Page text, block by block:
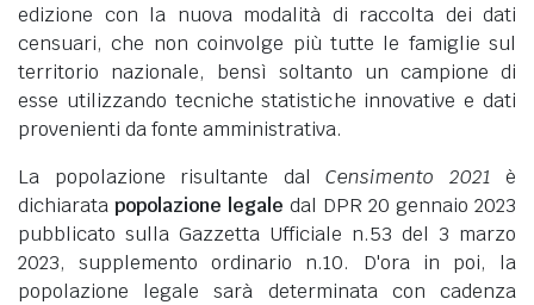
edizione con la nuova modalità di raccolta dei dati
censuari, che non coinvolge più tutte le famiglie sul
territorio nazionale, bensì soltanto un campione di
esse utilizzando tecniche statistiche innovative e dati
provenienti da fonte amministrativa.
La popolazione risultante dal Censimento 2021 è
dichiarata popolazione legale dal DPR 20 gennaio 2023
pubblicato sulla Gazzetta Ufficiale n.53 del 3 marzo
2023, supplemento ordinario n.10. D'ora in poi, la
popolazione legale sarà determinata con cadenza